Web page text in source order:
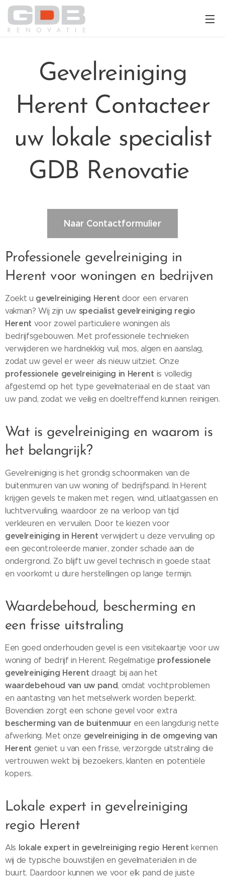
Gevelreiniging
Herent Contacteer
uw lokale specialist
GDB Renovatie
Naar Contactformulier
Professionele gevelreiniging in
Herent voor woningen en bedrijven
Zoekt u gevelreiniging Herent door een ervaren
vakman? Wij zijn uw specialist gevelreiniging regio
Herent voor zowel particuliere woningen als
bedrijfsgebouwen. Met professionele technieken
verwijderen we hardnekkig vuil, mos, algen en aanslag,
zodat uw gevel er weer als nieuw uitziet. Onze
professionele gevelreiniging in Herent is volledig
afgestemd op het type gevelmateriaal en de staat van
uw pand, zodat we veilig en doeltreffend kunnen reinigen.
Wat is gevelreiniging en waarom is
het belangrijk?
Gevelreiniging is het grondig schoonmaken van de
buitenmuren van uw woning of bedrijfspand. In Herent
krijgen gevels te maken met regen, wind, uitlaatgassen en
luchtvervuiling, waardoor ze na verloop van tijd
verkleuren en vervuilen. Door te kiezen voor
gevelreiniging in Herent verwijdert u deze vervuiling op
een gecontroleerde manier, zonder schade aan de
ondergrond. Zo blijft uw gevel technisch in goede staat
en voorkomt u dure herstellingen op lange termijn.
Waardebehoud, bescherming en
een frisse uitstraling
Een goed onderhouden gevel is een visitekaartje voor uw
woning of bedrijf in Herent. Regelmatige professionele
gevelreiniging Herent draagt bij aan het
waardebehoud van uw pand, omdat vochtproblemen
en aantasting van het metselwerk worden beperkt.
Bovendien zorgt een schone gevel voor extra
bescherming van de buitenmuur en een langdurig nette
afwerking. Met onze gevelreiniging in de omgeving van
Herent geniet u van een frisse, verzorgde uitstraling die
vertrouwen wekt bij bezoekers, klanten en potentiële
kopers.
Lokale expert in gevelreiniging
regio Herent
Als lokale expert in gevelreiniging regio Herent kennen
wij de typische bouwstijlen en gevelmaterialen in de
buurt. Daardoor kunnen we voor elk pand de juiste